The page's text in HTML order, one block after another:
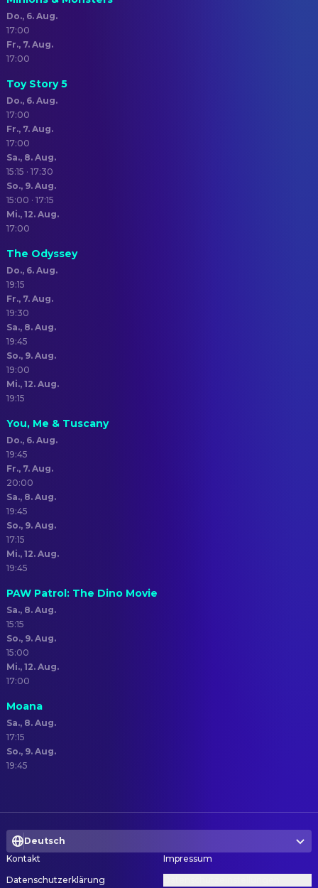
Do., 6. Aug.
17:00
Fr., 7. Aug.
17:00
Toy Story 5
Do., 6. Aug.
17:00
Fr., 7. Aug.
17:00
Sa., 8. Aug.
15:15 · 17:30
So., 9. Aug.
15:00 · 17:15
Mi., 12. Aug.
17:00
The Odyssey
Do., 6. Aug.
19:15
Fr., 7. Aug.
19:30
Sa., 8. Aug.
19:45
So., 9. Aug.
19:00
Mi., 12. Aug.
19:15
You, Me & Tuscany
Do., 6. Aug.
19:45
Fr., 7. Aug.
20:00
Sa., 8. Aug.
19:45
So., 9. Aug.
17:15
Mi., 12. Aug.
19:45
PAW Patrol: The Dino Movie
Sa., 8. Aug.
15:15
So., 9. Aug.
15:00
Mi., 12. Aug.
17:00
Moana
Sa., 8. Aug.
17:15
So., 9. Aug.
19:45
Deutsch
Kontakt
Impressum
Datenschutzerklärung